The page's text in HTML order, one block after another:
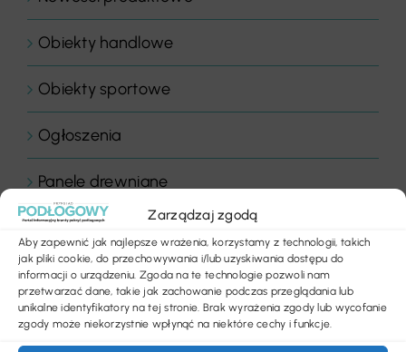
Zarządzaj zgodą
Aby zapewnić jak najlepsze wrażenia, korzystamy z technologii, takich
jak pliki cookie, do przechowywania i/lub uzyskiwania dostępu do
informacji o urządzeniu. Zgoda na te technologie pozwoli nam
przetwarzać dane, takie jak zachowanie podczas przeglądania lub
unikalne identyfikatory na tej stronie. Brak wyrażenia zgody lub wycofanie
zgody może niekorzystnie wpłynąć na niektóre cechy i funkcje.
Obiekty handlowe
Obiekty sportowe
Ogłoszenia
Panele drewniane
Parkiety
Placówki edukacyjne
Płytki dywanowe